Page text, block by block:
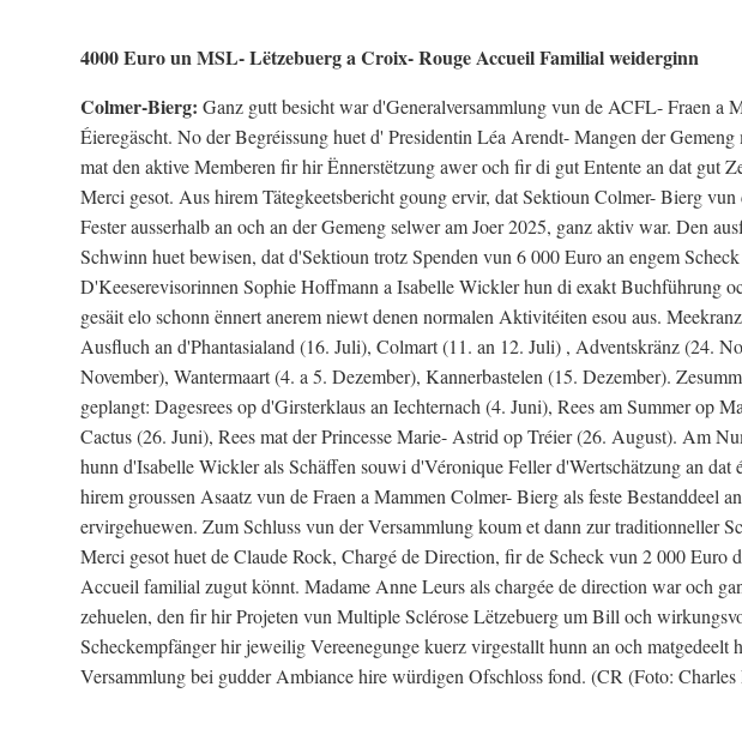
4000 Euro un MSL- Lëtzebuerg a Croix- Rouge Accueil Familial weiderginn
Colmer-Bierg: Ganz gutt besicht war d'Generalversammlung vun de ACFL- Fraen a
Éieregäscht. No der Begréissung huet d' Presidentin Léa Arendt- Mangen der
mat den aktive Memberen fir hir Ënnerstëtzung awer och fir di gut Entente an dat gut
Merci gesot. Aus hirem Tätegkeetsbericht goung ervir, dat Sektioun Colmer- Bierg
Fester ausserhalb an och an der Gemeng selwer am Joer 2025, ganz aktiv war. Den
Schwinn huet bewisen, dat d'Sektioun trotz Spenden vun 6 000 Euro an engem
D'Keeserevisorinnen Sophie Hoffmann a Isabelle Wickler hun di exakt Buchführung
gesäit elo schonn ënnert anerem niewt denen normalen Aktivitéiten esou aus.
Ausfluch an d'Phantasialand (16. Juli), Colmart (11. an 12. Juli) , Adventskränz (24.
November), Wantermaart (4. a 5. Dezember), Kannerbastelen (15. Dezember).
geplangt: Dagesrees op d'Girsterklaus an Iechternach (4. Juni), Rees am Summer op
Cactus (26. Juni), Rees mat der Princesse Marie- Astrid op Tréier (26. August). Am
hunn d'Isabelle Wickler als Schäffen souwi d'Véronique Feller d'Wertschätzung an dat
hirem groussen Asaatz vun de Fraen a Mammen Colmer- Bierg als feste Bestanddeel
ervirgehuewen. Zum Schluss vun der Versammlung koum et dann zur traditionneller
Merci gesot huet de Claude Rock, Chargé de Direction, fir de Scheck vun 2 000 Euro
Accueil familial zugut könnt. Madame Anne Leurs als chargée de direction war och
zehuelen, den fir hir Projeten vun Multiple Sclérose Lëtzebuerg um Bill och
Scheckempfänger hir jeweilig Vereenegunge kuerz virgestallt hunn an och matgedeelt
Versammlung bei gudder Ambiance hire würdigen Ofschloss fond. (CR (Foto: Charles